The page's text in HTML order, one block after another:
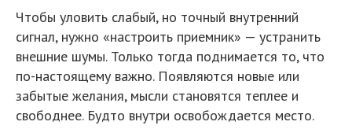
Чтобы уловить слабый, но точный внутренний
сигнал, нужно «настроить приемник» — устранить
внешние шумы. Только тогда поднимается то, что
по-настоящему важно. Появляются новые или
забытые желания, мысли становятся теплее и
свободнее. Будто внутри освобождается место.